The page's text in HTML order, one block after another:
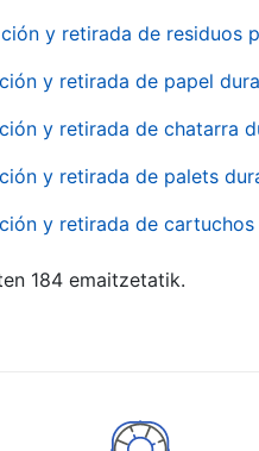
y retirada de residuos
y retirada de papel
y retirada de chatarra
y retirada de palets
y retirada de
184 emaitzetatik.